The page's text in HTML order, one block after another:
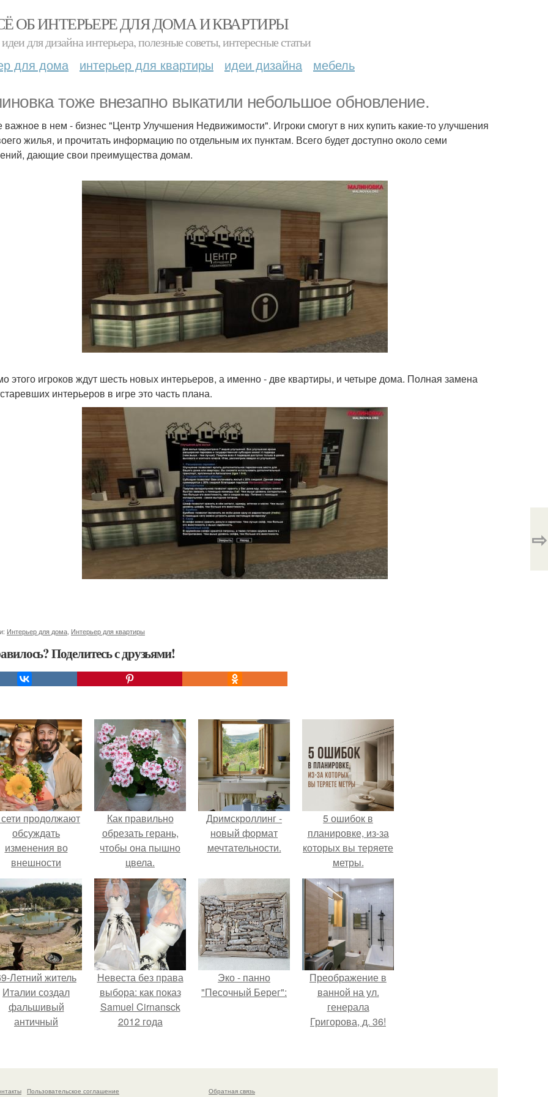
ОБ ИНТЕРЬЕРЕ ДЛЯ ДОМА И КВАРТИРЫ
для дизайна интерьера, полезные советы, интересные статьи
для дома интерьер для квартиры идеи дизайна мебель
тоже внезапно выкатили небольшое обновление.
в нем - бизнес "Центр Улучшения Недвижимости". Игроки смогут в них купить какие-то улучшения
жилья, и прочитать информацию по отдельным их пунктам. Всего будет доступно около семи
дающие свои преимущества домам.
этого игроков ждут шесть новых интерьеров, а именно - две квартиры, и четыре дома. Полная замена
интерьеров в игре это часть плана.
Интерьер для дома Интерьер для квартиры
Поделитесь с друзьями!
⇨
продолжают
обсуждать
изменения во
внешности
актрисы.
Как правильно
обрезать герань,
чтобы она пышно
цвела.
Дримскроллинг -
новый формат
мечтательности.
5 ошибок в
планировке, из-за
которых вы теряете
метры.
Летний житель
Италии создал
фальшивый
античный
выдавал
Невеста без права
выбора: как показ
Samuel Cirnansck
2012 года
принуждения.
Эко - панно
"Песочный Берег":
Преображение в
ванной на ул.
генерала
Григорова, д. 36!
Пользовательское соглашение Обратная связь